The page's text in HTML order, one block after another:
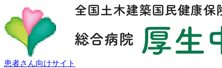
患者さん向けサイト